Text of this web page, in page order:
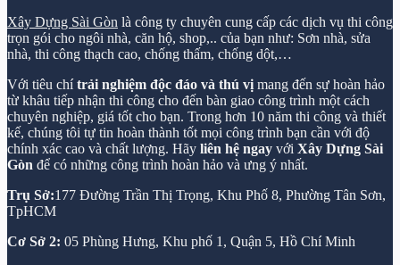
Xây Dựng Sài Gòn là công ty chuyên cung cấp các dịch vụ thi công
trọn gói cho ngôi nhà, căn hộ, shop,.. của bạn như: Sơn nhà, sửa
nhà, thi công thạch cao, chống thấm, chống dột,…
Với tiêu chítrải nghiệm độc đáo và thú vị mang đến sự hoàn hảo
từ khâu tiếp nhận thi công cho đến bàn giao công trình một cách
chuyên nghiệp, giá tốt cho bạn. Trong hơn 10 năm thi công và thiết
kế, chúng tôi tự tin hoàn thành tốt mọi công trình bạn cần với độ
chính xác cao và chất lượng. Hãy liên hệ ngay với Xây Dựng Sài
Gòn để có những công trình hoàn hảo và ưng ý nhất.
Trụ Sở:177 Đường Trần Thị Trọng, Khu Phố 8, Phường Tân Sơn,
TpHCM
Cơ Sở 2: 05 Phùng Hưng, Khu phố 1, Quận 5, Hồ Chí Minh